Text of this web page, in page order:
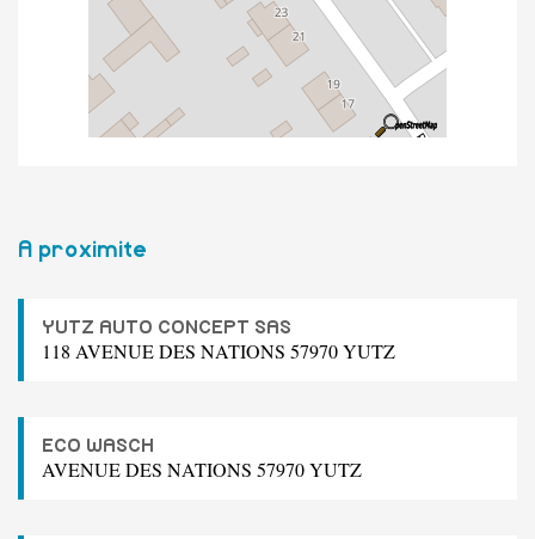
A proximite
YUTZ AUTO CONCEPT SAS
118 AVENUE DES NATIONS 57970 YUTZ
ECO WASCH
AVENUE DES NATIONS 57970 YUTZ